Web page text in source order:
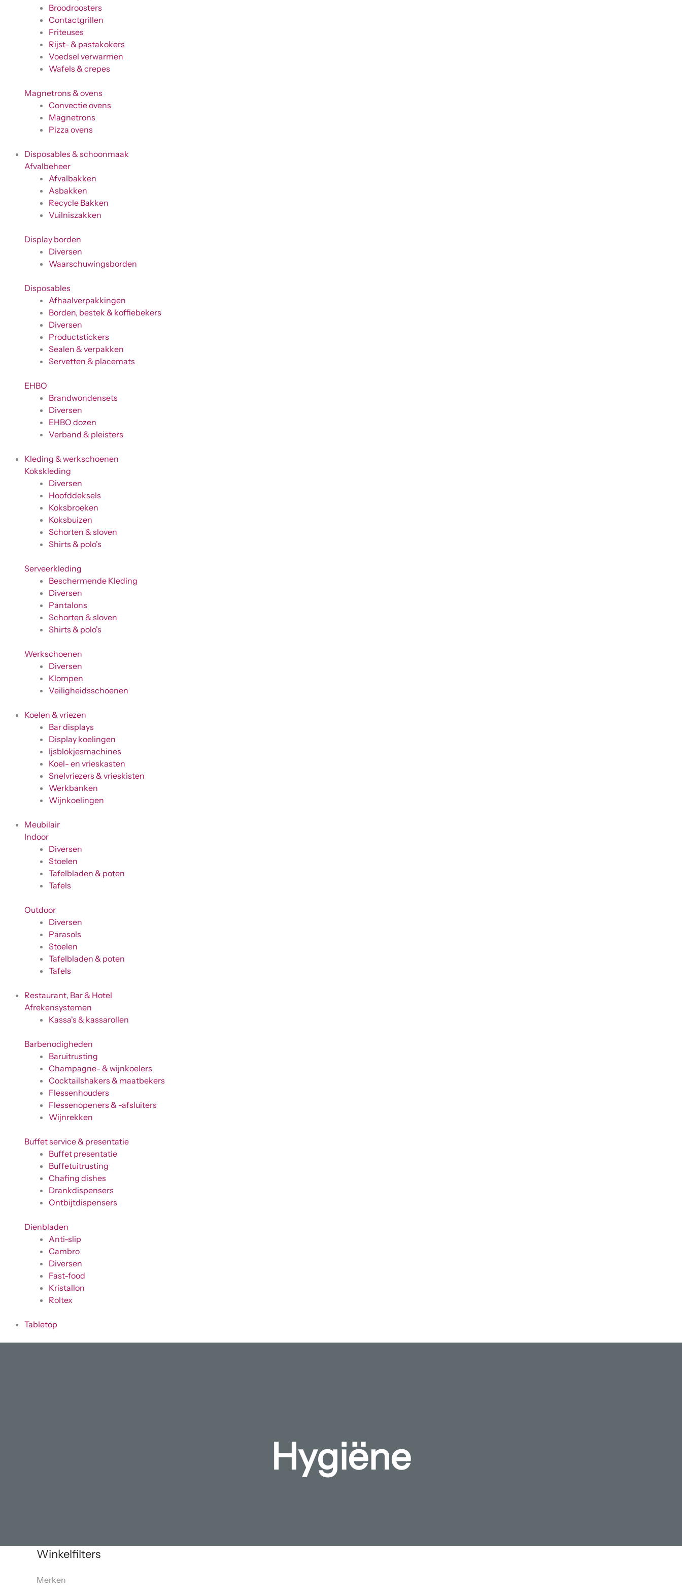
Broodroosters
Contactgrillen
Friteuses
Rijst- & pastakokers
Voedsel verwarmen
Wafels & crepes
Magnetrons & ovens
Convectie ovens
Magnetrons
Pizza ovens
Disposables & schoonmaak
Afvalbeheer
Afvalbakken
Asbakken
Recycle Bakken
Vuilniszakken
Display borden
Diversen
Waarschuwingsborden
Disposables
Afhaalverpakkingen
Borden, bestek & koffiebekers
Diversen
Productstickers
Sealen & verpakken
Servetten & placemats
EHBO
Brandwondensets
Diversen
EHBO dozen
Verband & pleisters
Kleding & werkschoenen
Kokskleding
Diversen
Hoofddeksels
Koksbroeken
Koksbuizen
Schorten & sloven
Shirts & polo's
Serveerkleding
Beschermende Kleding
Diversen
Pantalons
Schorten & sloven
Shirts & polo's
Werkschoenen
Diversen
Klompen
Veiligheidsschoenen
Koelen & vriezen
Bar displays
Display koelingen
Ijsblokjesmachines
Koel- en vrieskasten
Snelvriezers & vrieskisten
Werkbanken
Wijnkoelingen
Meubilair
Indoor
Diversen
Stoelen
Tafelbladen & poten
Tafels
Outdoor
Diversen
Parasols
Stoelen
Tafelbladen & poten
Tafels
Restaurant, Bar & Hotel
Afrekensystemen
Kassa's & kassarollen
Barbenodigheden
Baruitrusting
Champagne- & wijnkoelers
Cocktailshakers & maatbekers
Flessenhouders
Flessenopeners & -afsluiters
Wijnrekken
Buffet service & presentatie
Buffet presentatie
Buffetuitrusting
Chafing dishes
Drankdispensers
Ontbijtdispensers
Dienbladen
Anti-slip
Cambro
Diversen
Fast-food
Kristallon
Roltex
Tabletop
Hygiëne
Winkelfilters
Merken